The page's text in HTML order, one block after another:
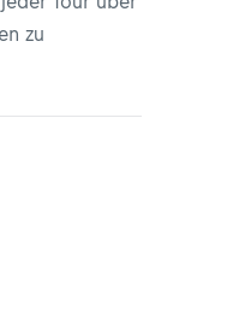
zu